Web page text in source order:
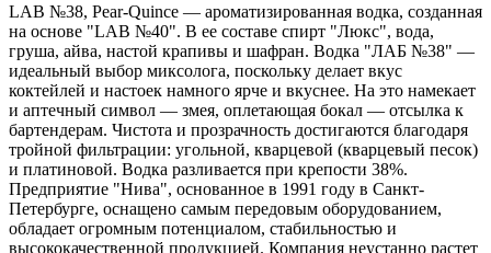
LAB №38, Pear-Quince — ароматизированная водка, созданная
на основе "LAB №40". В ее составе спирт "Люкс", вода,
груша, айва, настой крапивы и шафран. Водка "ЛАБ №38" —
идеальный выбор миксолога, поскольку делает вкус
коктейлей и настоек намного ярче и вкуснее. На это намекает
и аптечный символ — змея, оплетающая бокал — отсылка к
бартендерам. Чистота и прозрачность достигаются благодаря
тройной фильтрации: угольной, кварцевой (кварцевый песок)
и платиновой. Водка разливается при крепости 38%.
Предприятие "Нива", основанное в 1991 году в Санкт-
Петербурге, оснащено самым передовым оборудованием,
обладает огромным потенциалом, стабильностью и
высококачественной продукцией. Компания неустанно растет